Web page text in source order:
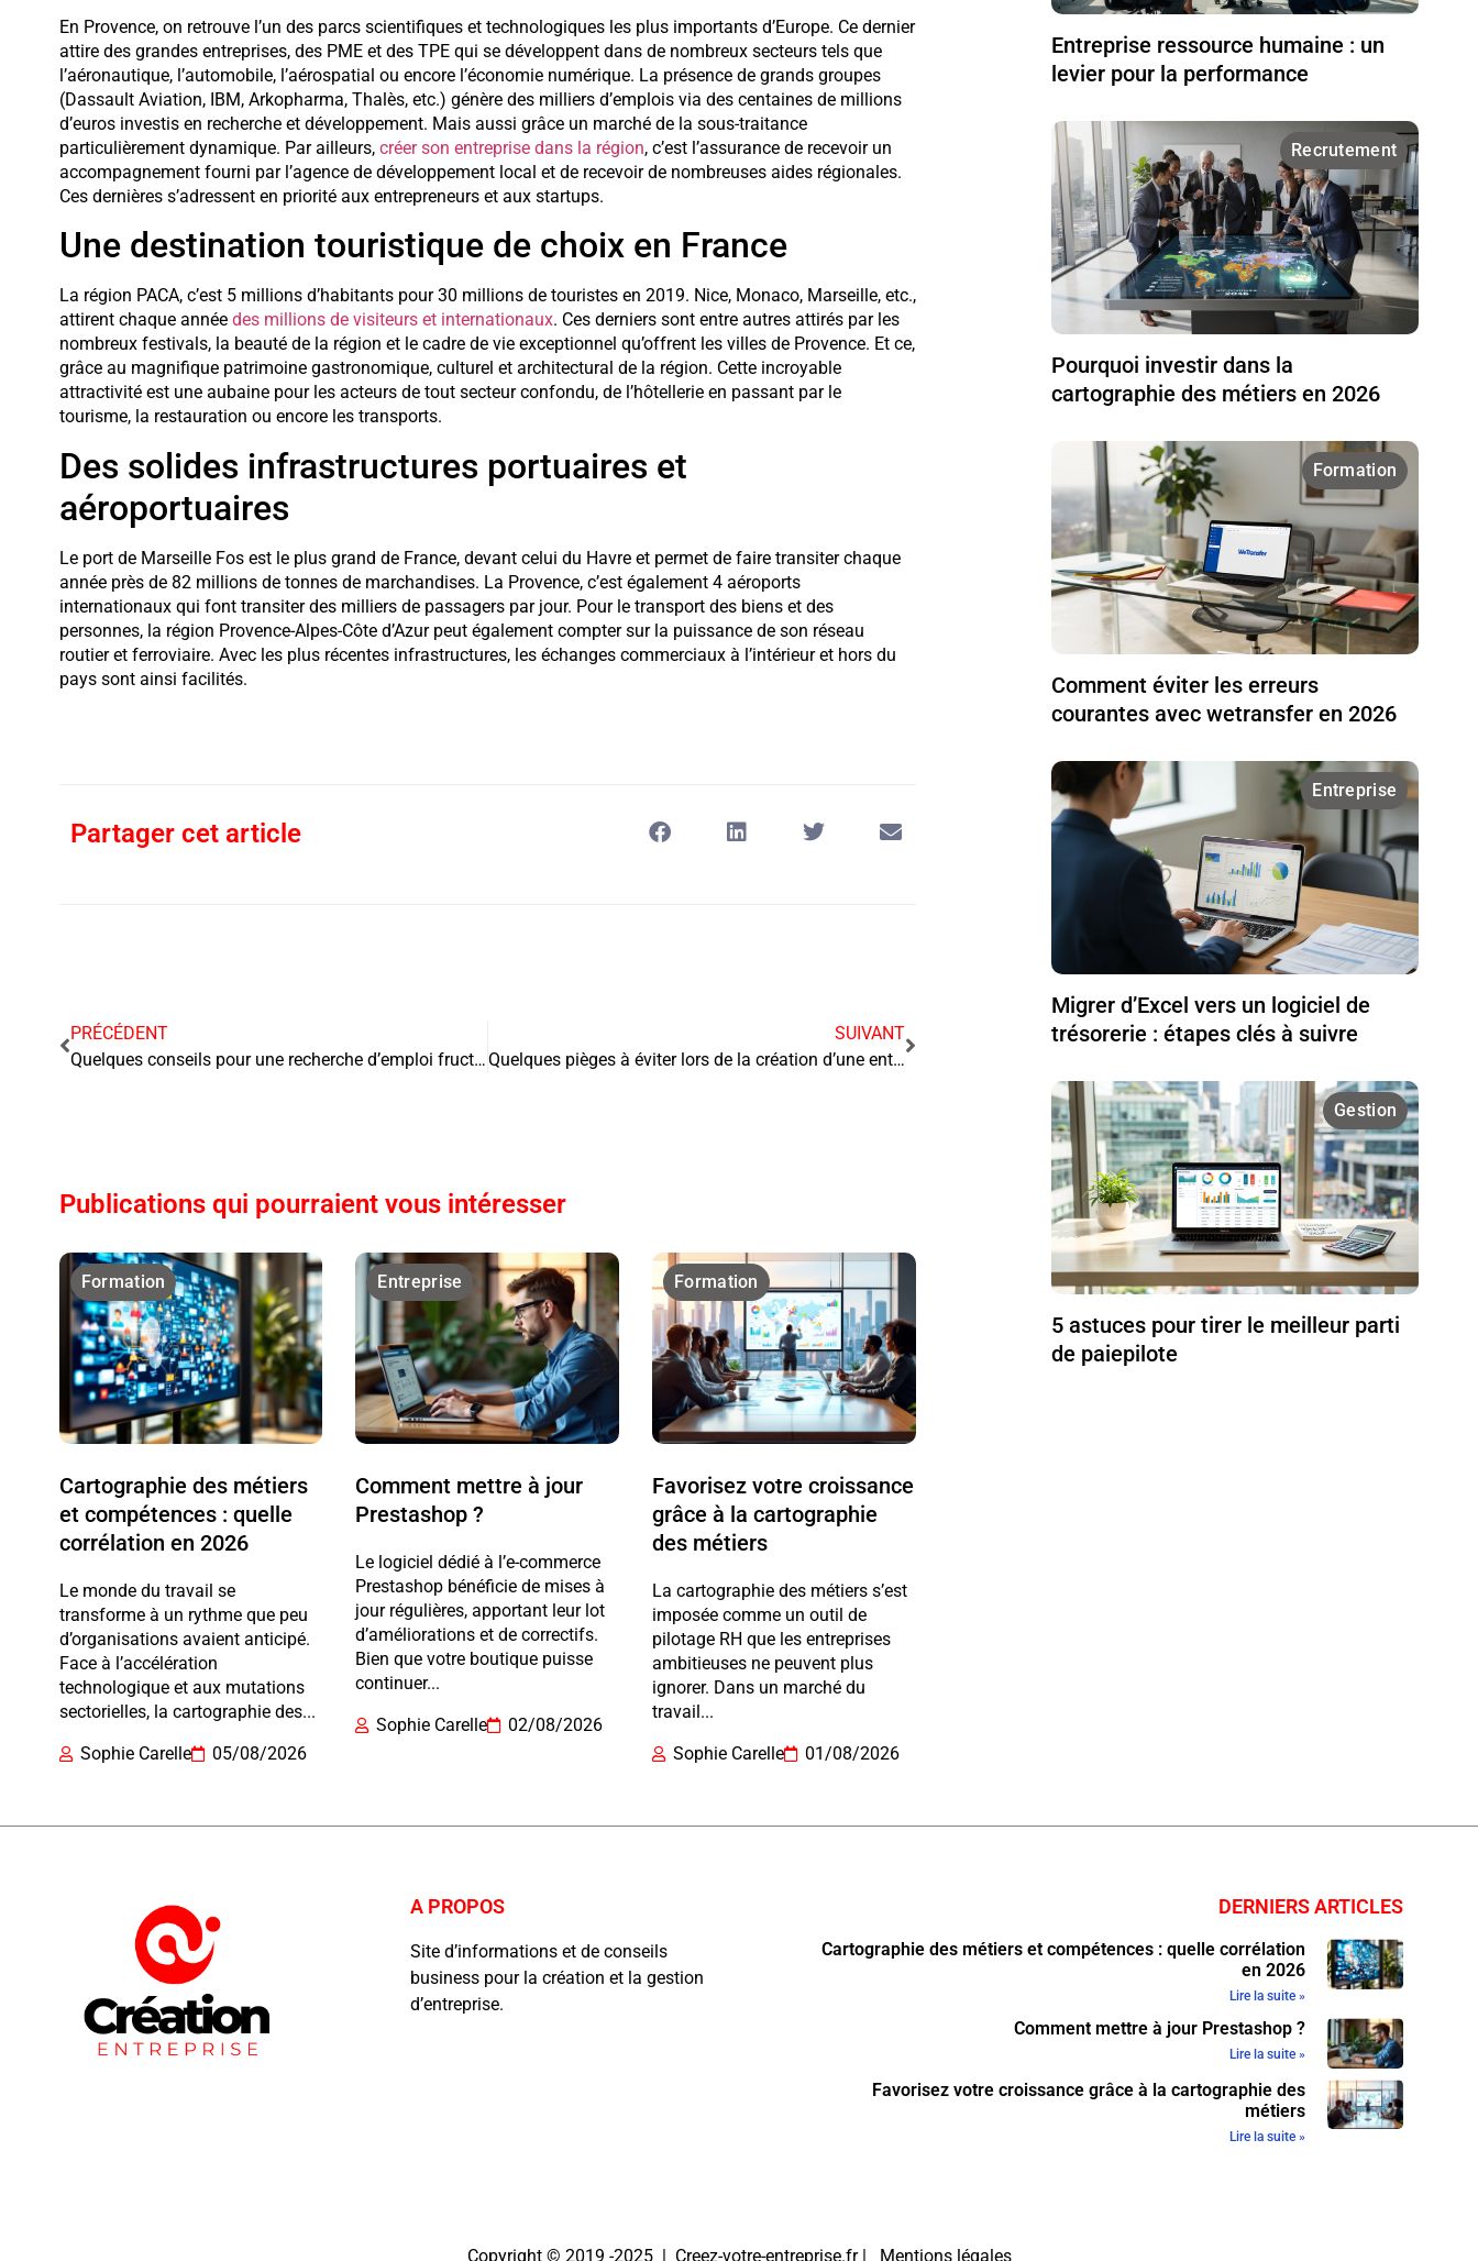
En Provence, on retrouve l’un des parcs scientifiques et technologiques les plus importants d’Europe. Ce dernier
attire des grandes entreprises, des PME et des TPE qui se développent dans de nombreux secteurs tels que
l’aéronautique, l’automobile, l’aérospatial ou encore l’économie numérique. La présence de grands groupes
(Dassault Aviation, IBM, Arkopharma, Thalès, etc.) génère des milliers d’emplois via des centaines de millions
d’euros investis en recherche et développement. Mais aussi grâce un marché de la sous-traitance
particulièrement dynamique. Par ailleurs, créer son entreprise dans la région, c’est l’assurance de recevoir un
accompagnement fourni par l’agence de développement local et de recevoir de nombreuses aides régionales.
Ces dernières s’adressent en priorité aux entrepreneurs et aux startups.
Une destination touristique de choix en France
La région PACA, c’est 5 millions d’habitants pour 30 millions de touristes en 2019. Nice, Monaco, Marseille, etc.,
attirent chaque année des millions de visiteurs et internationaux. Ces derniers sont entre autres attirés par les
nombreux festivals, la beauté de la région et le cadre de vie exceptionnel qu’offrent les villes de Provence. Et ce,
grâce au magnifique patrimoine gastronomique, culturel et architectural de la région. Cette incroyable
attractivité est une aubaine pour les acteurs de tout secteur confondu, de l’hôtellerie en passant par le
tourisme, la restauration ou encore les transports.
Des solides infrastructures portuaires et
aéroportuaires
Le port de Marseille Fos est le plus grand de France, devant celui du Havre et permet de faire transiter chaque
année près de 82 millions de tonnes de marchandises. La Provence, c’est également 4 aéroports
internationaux qui font transiter des milliers de passagers par jour. Pour le transport des biens et des
personnes, la région Provence-Alpes-Côte d’Azur peut également compter sur la puissance de son réseau
routier et ferroviaire. Avec les plus récentes infrastructures, les échanges commerciaux à l’intérieur et hors du
pays sont ainsi facilités.
Partager cet article
PRÉCÉDENT
Quelques conseils pour une recherche d’emploi fructueuse
SUIVANT
Quelques pièges à éviter lors de la création d’une entreprise
Publications qui pourraient vous intéresser
Formation
Cartographie des métiers
et compétences : quelle
corrélation en 2026
Le monde du travail se
transforme à un rythme que peu
d’organisations avaient anticipé.
Face à l’accélération
technologique et aux mutations
sectorielles, la cartographie des...
Sophie Carelle
05/08/2026
Entreprise
Comment mettre à jour
Prestashop ?
Le logiciel dédié à l’e-commerce
Prestashop bénéficie de mises à
jour régulières, apportant leur lot
d’améliorations et de correctifs.
Bien que votre boutique puisse
continuer...
Sophie Carelle
02/08/2026
Formation
Favorisez votre croissance
grâce à la cartographie
des métiers
La cartographie des métiers s’est
imposée comme un outil de
pilotage RH que les entreprises
ambitieuses ne peuvent plus
ignorer. Dans un marché du
travail...
Sophie Carelle
01/08/2026
Entreprise ressource humaine : un
levier pour la performance
Recrutement
Pourquoi investir dans la
cartographie des métiers en 2026
Formation
Comment éviter les erreurs
courantes avec wetransfer en 2026
Entreprise
Migrer d’Excel vers un logiciel de
trésorerie : étapes clés à suivre
Gestion
5 astuces pour tirer le meilleur parti
de paiepilote
A PROPOS
Site d’informations et de conseils
business pour la création et la gestion
d’entreprise.
DERNIERS ARTICLES
Cartographie des métiers et compétences : quelle corrélation
en 2026
Lire la suite »
Comment mettre à jour Prestashop ?
Lire la suite »
Favorisez votre croissance grâce à la cartographie des
métiers
Lire la suite »
Copyright © 2019 -2025 | Creez-votre-entreprise.fr | Mentions légales